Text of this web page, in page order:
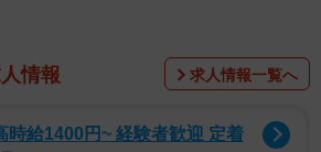
み、家の中で殴られるなどして亡く
めて悪質だ。犠牲者も男性だけでな
情報 求人情報一覧へ
時給1400円~ 経験者歓迎 定着